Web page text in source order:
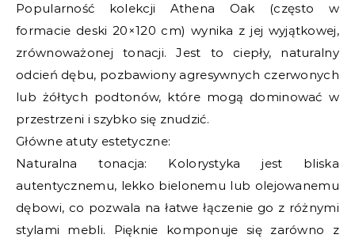
Popularność kolekcji Athena Oak (często w
formacie deski 20×120 cm) wynika z jej wyjątkowej,
zrównoważonej tonacji. Jest to ciepły, naturalny
odcień dębu, pozbawiony agresywnych czerwonych
lub żółtych podtonów, które mogą dominować w
przestrzeni i szybko się znudzić.
Główne atuty estetyczne:
Naturalna tonacja: Kolorystyka jest bliska
autentycznemu, lekko bielonemu lub olejowanemu
dębowi, co pozwala na łatwe łączenie go z różnymi
stylami mebli. Pięknie komponuje się zarówno z